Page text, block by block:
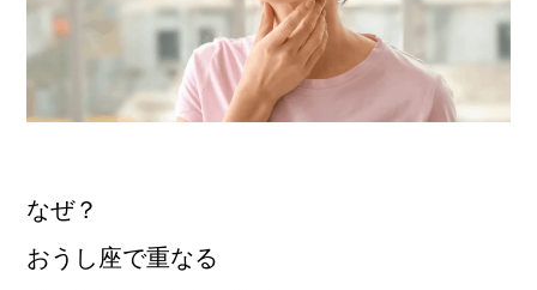
なぜ？
おうし座で重なる